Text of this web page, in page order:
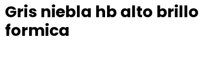
Gris niebla hb alto brillo
formica